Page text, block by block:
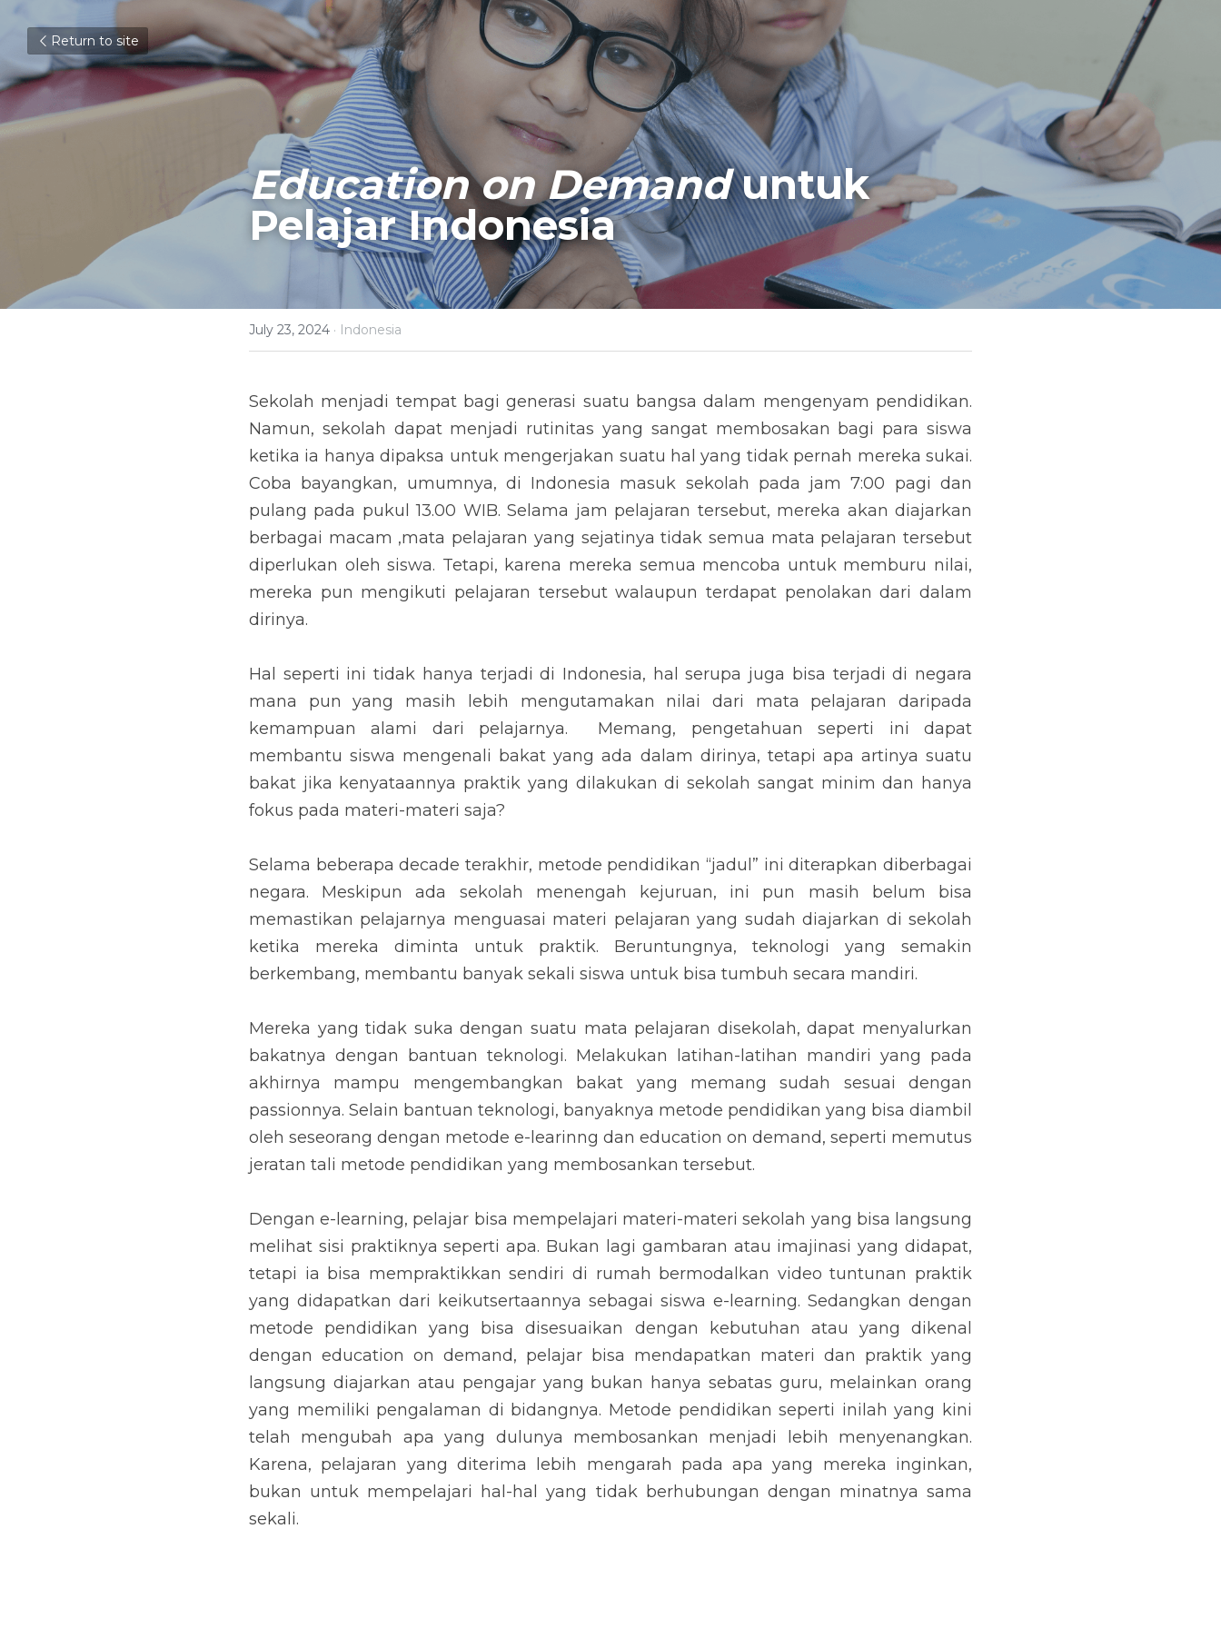
Return to site
Education on Demand untuk
Pelajar Indonesia
July 23, 2024 · Indonesia
Sekolah menjadi tempat bagi generasi suatu bangsa dalam mengenyam pendidikan.
Namun, sekolah dapat menjadi rutinitas yang sangat membosakan bagi para siswa
ketika ia hanya dipaksa untuk mengerjakan suatu hal yang tidak pernah mereka sukai.
Coba bayangkan, umumnya, di Indonesia masuk sekolah pada jam 7:00 pagi dan
pulang pada pukul 13.00 WIB. Selama jam pelajaran tersebut, mereka akan diajarkan
berbagai macam ,mata pelajaran yang sejatinya tidak semua mata pelajaran tersebut
diperlukan oleh siswa. Tetapi, karena mereka semua mencoba untuk memburu nilai,
mereka pun mengikuti pelajaran tersebut walaupun terdapat penolakan dari dalam
dirinya.
Hal seperti ini tidak hanya terjadi di Indonesia, hal serupa juga bisa terjadi di negara
mana pun yang masih lebih mengutamakan nilai dari mata pelajaran daripada
kemampuan alami dari pelajarnya.  Memang, pengetahuan seperti ini dapat
membantu siswa mengenali bakat yang ada dalam dirinya, tetapi apa artinya suatu
bakat jika kenyataannya praktik yang dilakukan di sekolah sangat minim dan hanya
fokus pada materi-materi saja?
Selama beberapa decade terakhir, metode pendidikan “jadul” ini diterapkan diberbagai
negara. Meskipun ada sekolah menengah kejuruan, ini pun masih belum bisa
memastikan pelajarnya menguasai materi pelajaran yang sudah diajarkan di sekolah
ketika mereka diminta untuk praktik. Beruntungnya, teknologi yang semakin
berkembang, membantu banyak sekali siswa untuk bisa tumbuh secara mandiri.
Mereka yang tidak suka dengan suatu mata pelajaran disekolah, dapat menyalurkan
bakatnya dengan bantuan teknologi. Melakukan latihan-latihan mandiri yang pada
akhirnya mampu mengembangkan bakat yang memang sudah sesuai dengan
passionnya. Selain bantuan teknologi, banyaknya metode pendidikan yang bisa diambil
oleh seseorang dengan metode e-learinng dan education on demand, seperti memutus
jeratan tali metode pendidikan yang membosankan tersebut.
Dengan e-learning, pelajar bisa mempelajari materi-materi sekolah yang bisa langsung
melihat sisi praktiknya seperti apa. Bukan lagi gambaran atau imajinasi yang didapat,
tetapi ia bisa mempraktikkan sendiri di rumah bermodalkan video tuntunan praktik
yang didapatkan dari keikutsertaannya sebagai siswa e-learning. Sedangkan dengan
metode pendidikan yang bisa disesuaikan dengan kebutuhan atau yang dikenal
dengan education on demand, pelajar bisa mendapatkan materi dan praktik yang
langsung diajarkan atau pengajar yang bukan hanya sebatas guru, melainkan orang
yang memiliki pengalaman di bidangnya. Metode pendidikan seperti inilah yang kini
telah mengubah apa yang dulunya membosankan menjadi lebih menyenangkan.
Karena, pelajaran yang diterima lebih mengarah pada apa yang mereka inginkan,
bukan untuk mempelajari hal-hal yang tidak berhubungan dengan minatnya sama
sekali.